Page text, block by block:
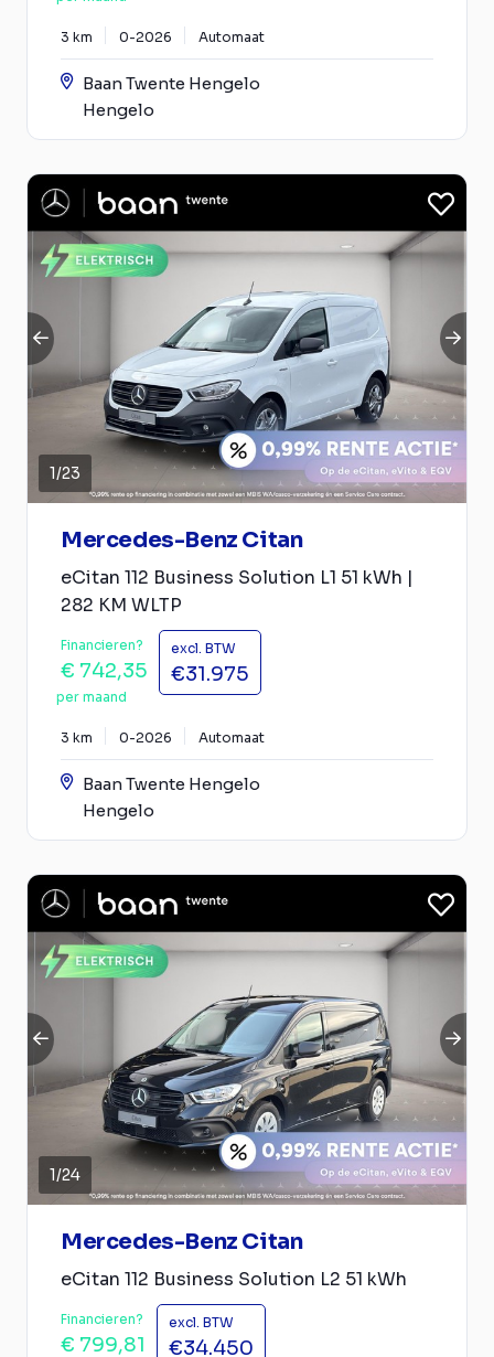
3 km 0-2026 Automaat
Baan Twente Hengelo
Hengelo
1/23
Mercedes-Benz Citan
eCitan 112 Business Solution L1 51 kWh |
282 KM WLTP
Financieren?
€ 742,35
per maand
excl. BTW
€31.975
3 km 0-2026 Automaat
Baan Twente Hengelo
Hengelo
1/24
Mercedes-Benz Citan
eCitan 112 Business Solution L2 51 kWh
Financieren?
€ 799,81
excl. BTW
€34.450